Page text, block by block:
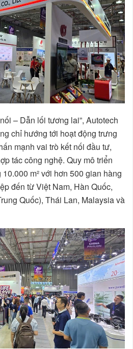
– Dẫn lối tương lai”, Autotech
chỉ hướng tới hoạt động trưng
mạnh vai trò kết nối đầu tư,
tác công nghệ. Quy mô triển
m² với hơn 500 gian hàng
đến từ Việt Nam, Hàn Quốc,
Quốc), Thái Lan, Malaysia và